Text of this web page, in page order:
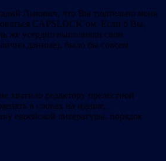
Львович, что Вы тщательно меня
СAPSLOCK’ом. Если б Вы,
же усердно выполняли свои
данные), было бы совсем
хватило редактору прелестной
в словах на идише,
еврейской литературы, порядок